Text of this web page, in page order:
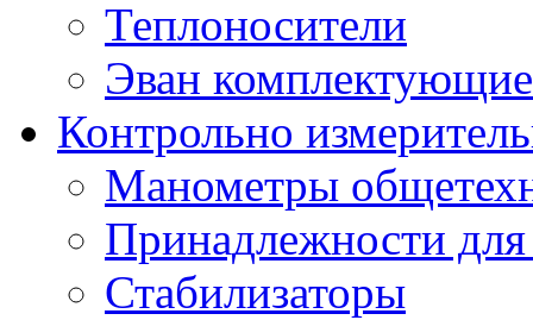
Теплоносители
Эван комплектующие
Контрольно
Манометры
Принадлежности
Стабилизаторы